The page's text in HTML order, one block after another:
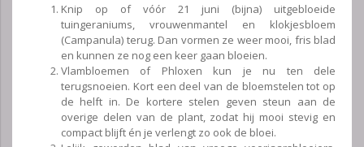
Knip op of vóór 21 juni (bijna) uitgebloeide
tuingeraniums, vrouwenmantel en klokjesbloem
(Campanula) terug. Dan vormen ze weer mooi, fris blad
en kunnen ze nog een keer gaan bloeien.
Vlambloemen of Phloxen kun je nu ten dele
terugsnoeien. Kort een deel van de bloemstelen tot op
de helft in. De kortere stelen geven steun aan de
overige delen van de plant, zodat hij mooi stevig en
compact blijft én je verlengt zo ook de bloei.